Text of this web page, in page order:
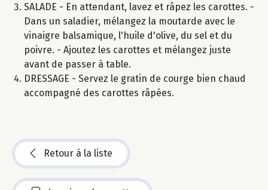
SALADE - En attendant, lavez et râpez les carottes. -
Dans un saladier, mélangez la moutarde avec le
vinaigre balsamique, l'huile d'olive, du sel et du
poivre. - Ajoutez les carottes et mélangez juste
avant de passer à table.
DRESSAGE - Servez le gratin de courge bien chaud
accompagné des carottes râpées.
Retour à la liste